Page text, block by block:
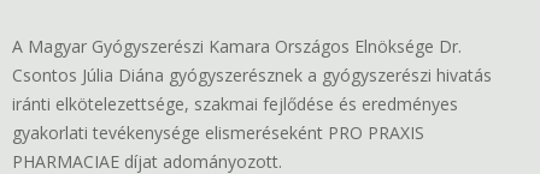
A Magyar Gyógyszerészi Kamara Országos Elnöksége Dr.
Csontos Júlia Diána gyógyszerésznek a gyógyszerészi hivatás
iránti elkötelezettsége, szakmai fejlődése és eredményes
gyakorlati tevékenysége elismeréseként PRO PRAXIS
PHARMACIAE díjat adományozott.